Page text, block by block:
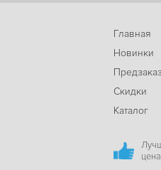
Главная
Новинки
Скидки
Каталог
цена